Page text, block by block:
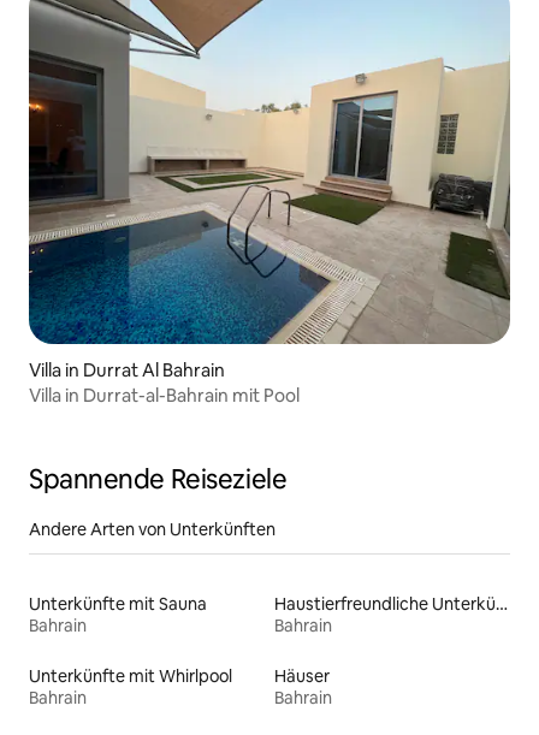
Villa in Durrat Al Bahrain
Villa in Durrat-al-Bahrain mit Pool
Spannende Reiseziele
Andere Arten von Unterkünften
Unterkünfte mit Sauna
Bahrain
Haustierfreundliche Unterkünfte
Bahrain
Unterkünfte mit Whirlpool
Bahrain
Häuser
Bahrain